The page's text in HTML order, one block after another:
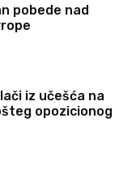
pobede nad
iz učešća na
opozicionog